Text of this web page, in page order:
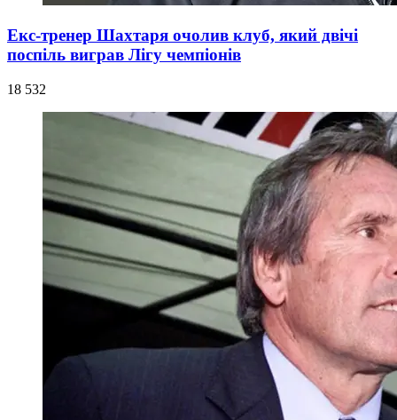
Екс-тренер Шахтаря очолив клуб, який двічі
поспіль виграв Лігу чемпіонів
18 532